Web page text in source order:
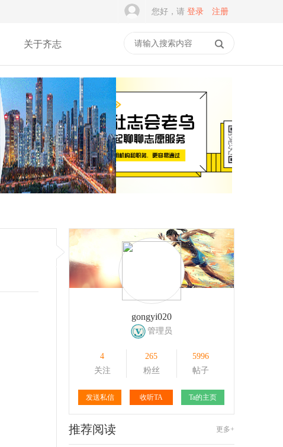
您好，请 登录 注册
关于齐志
157
gongyi020
管理员
4
关注
265
粉丝
5996
帖子
发送私信 收听TA Ta的主页
推荐阅读 更多+